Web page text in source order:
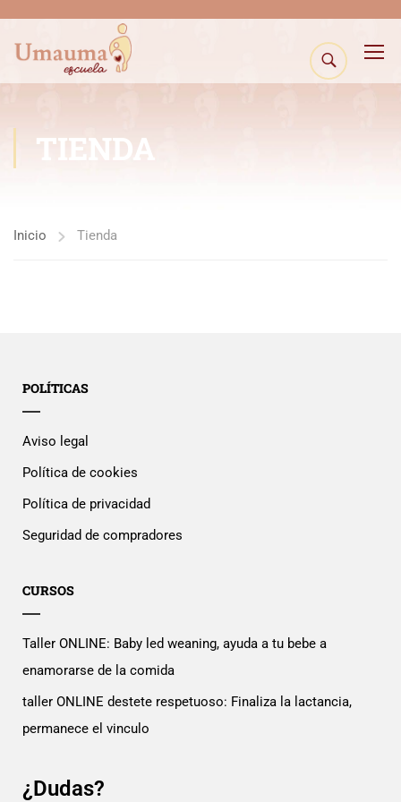
TIENDA
Inicio Tienda
POLÍTICAS
Aviso legal
Política de cookies
Política de privacidad
Seguridad de compradores
CURSOS
Taller ONLINE: Baby led weaning, ayuda a tu bebe a
enamorarse de la comida
taller ONLINE destete respetuoso: Finaliza la lactancia,
permanece el vinculo
¿Dudas?